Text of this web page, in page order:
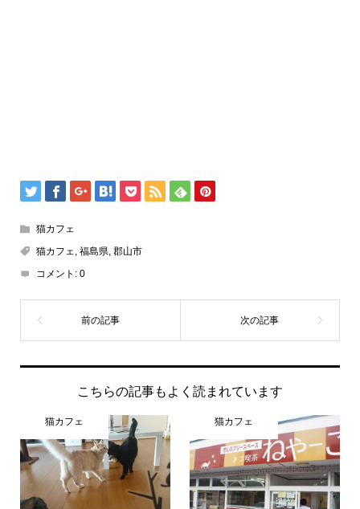
猫カフェ
猫カフェ 福島県 郡山市
コメント: 0
こちらの記事もよく読まれています
猫カフェ 猫カフェ